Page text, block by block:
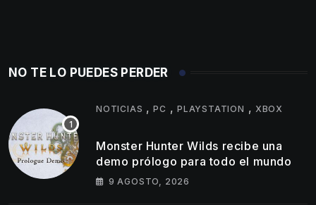
NO TE LO PUEDES PERDER
NOTICIAS ,PC ,PLAYSTATION , XBOX
Monster Hunter Wilds recibe una
demo prólogo para todo el mundo
9 AGOSTO, 2026